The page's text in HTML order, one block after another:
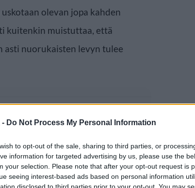
- Do Not Process My Personal Information
to opt-out of the sale, sharing to third parties, or
information for targeted advertising by us, please use the
your selection. Please note that after your opt-out request is
seeing interest-based ads based on personal information
disclosed to third parties prior to your opt-out. You may
olevan jopa kahden
kuitenkin muistuttaa, että
asti nuorukaisten levyn tulee